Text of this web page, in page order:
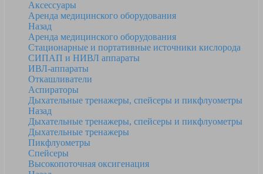
Аксессуары
Аренда медицинского оборудования
Назад
Аренда медицинского оборудования
Стационарные и портативные источники кислорода
СИПАП и НИВЛ аппараты
ИВЛ-аппараты
Откашливатели
Аспираторы
Дыхательные тренажеры, спейсеры и пикфлуометры
Назад
Дыхательные тренажеры, спейсеры и пикфлуометры
Дыхательные тренажеры
Пикфлуометры
Спейсеры
Высокопоточная оксигенация